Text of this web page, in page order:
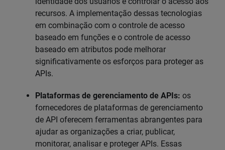
recursos. A implementação dessas tecnologias
em combinação com o controle de acesso
baseado em funções e o controle de acesso
baseado em atributos pode melhorar
significativamente os esforços para proteger as
APIs.
Plataformas de gerenciamento de APIs: os
fornecedores de plataformas de gerenciamento
de API oferecem ferramentas abrangentes para
ajudar as organizações a criar, publicar,
monitorar, analisar e proteger APIs. Essas